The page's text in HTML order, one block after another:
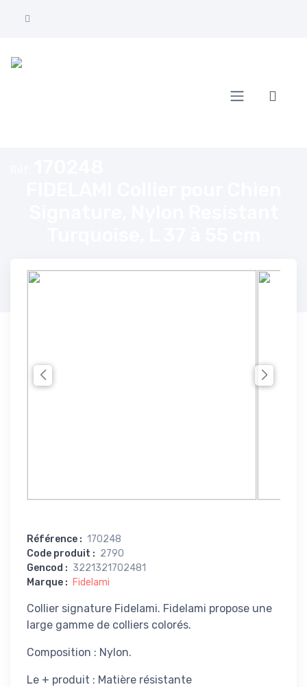
Référence : 170248
Code produit : 2790
Gencod : 3221321702481
Marque : Fidelami
Collier signature Fidelami. Fidelami propose une
large gamme de colliers colorés.
Composition : Nylon.
Le + produit : Matière résistante